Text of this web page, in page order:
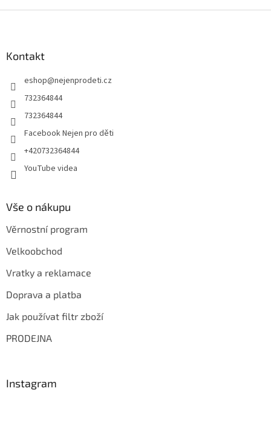
Kontakt
eshop@nejenprodeti.cz
732364844
732364844
Facebook Nejen pro děti
+420732364844
YouTube videa
Vše o nákupu
Věrnostní program
Velkoobchod
Vratky a reklamace
Doprava a platba
Jak používat filtr zboží
PRODEJNA
Instagram